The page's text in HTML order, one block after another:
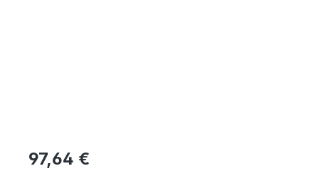
Regulärer Preis:
97,64 €